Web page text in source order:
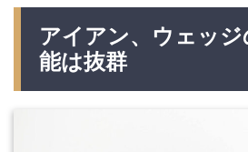
アイアン、ウェッ
能は抜群